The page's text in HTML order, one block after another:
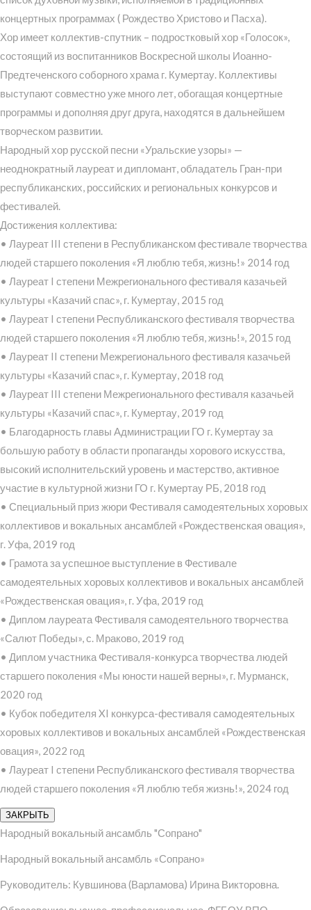
концертных программах ( Рождество Христово и Пасха).
Хор имеет коллектив-спутник – подростковый хор «Голосок»,
состоящий из воспитанников Воскресной школы Иоанно-
Предтеченского соборного храма г. Кумертау. Коллективы
выступают совместно уже много лет, обогащая концертные
программы и дополняя друг друга, находятся в дальнейшем
творческом развитии.
Народный хор русской песни «Уральские узоры» —
неоднократный лауреат и дипломант, обладатель Гран-при
республиканских, российских и региональных конкурсов и
фестивалей.
Достижения коллектива:
• Лауреат III степени в Республиканском фестивале творчества
людей старшего поколения «Я люблю тебя, жизнь!» 2014 год
• Лауреат I степени Межрегионального фестиваля казачьей
культуры «Казачий спас», г. Кумертау, 2015 год
• Лауреат I степени Республиканского фестиваля творчества
людей старшего поколения «Я люблю тебя, жизнь!», 2015 год
• Лауреат II степени Межрегионального фестиваля казачьей
культуры «Казачий спас», г. Кумертау, 2018 год
• Лауреат III степени Межрегионального фестиваля казачьей
культуры «Казачий спас», г. Кумертау, 2019 год
• Благодарность главы Администрации ГО г. Кумертау за
большую работу в области пропаганды хорового искусства,
высокий исполнительский уровень и мастерство, активное
участие в культурной жизни ГО г. Кумертау РБ, 2018 год
• Специальный приз жюри Фестиваля самодеятельных хоровых
коллективов и вокальных ансамблей «Рождественская овация»,
г. Уфа, 2019 год
• Грамота за успешное выступление в Фестивале
самодеятельных хоровых коллективов и вокальных ансамблей
«Рождественская овация», г. Уфа, 2019 год
• Диплом лауреата Фестиваля самодеятельного творчества
«Салют Победы», с. Мраково, 2019 год
• Диплом участника Фестиваля-конкурса творчества людей
старшего поколения «Мы юности нашей верны», г. Мурманск,
2020 год
• Кубок победителя XI конкурса-фестиваля самодеятельных
хоровых коллективов и вокальных ансамблей «Рождественская
овация», 2022 год
• Лауреат I степени Республиканского фестиваля творчества
людей старшего поколения «Я люблю тебя жизнь!», 2024 год
ЗАКРЫТЬ
Народный вокальный ансамбль "Сопрано"
Народный вокальный ансамбль «Сопрано»
Руководитель: Кувшинова (Варламова) Ирина Викторовна.